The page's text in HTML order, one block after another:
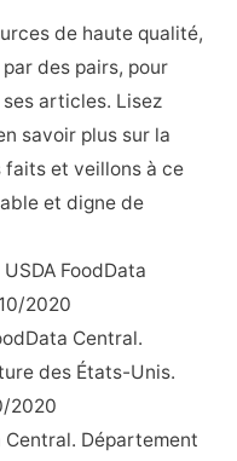
de haute qualité,
des pairs, pour
articles. Lisez
savoir plus sur la
faits et veillons à ce
et digne de
USDA FoodData
2020
Central.
des États-Unis.
2020
Central. Département